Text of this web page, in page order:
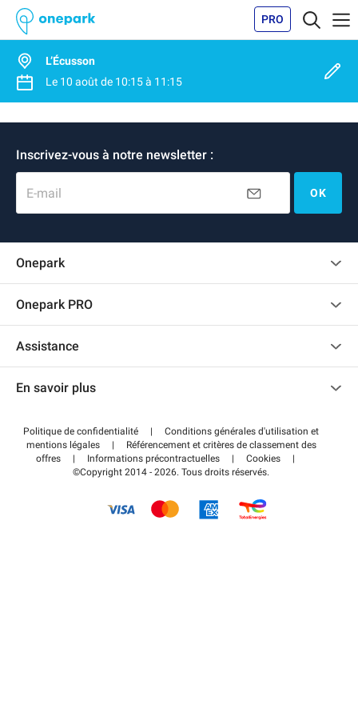
PRO
L’Écusson
Le 10 août de 10:15à 11:15
Inscrivez-vous à notre newsletter :
E-mail OK
Onepark
Recrutement
Onepark PRO
Accéder à mon espace partenaire
Assistance
Centre d'aide
Régler votre stationnement FLOW
En savoir plus
Wiki
Guide du stationnement
Politique de confidentialité |
Conditions générales d'utilisation et
mentions légales
|
Référencement et critères de classement des
offres
| Informations précontractuelles | Cookies
|
©Copyright 2014 - 2026. Tous droits réservés.